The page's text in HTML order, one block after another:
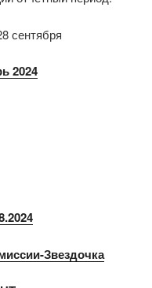
сентября
2024
Звездочка